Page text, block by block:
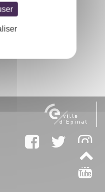
Entrée libre